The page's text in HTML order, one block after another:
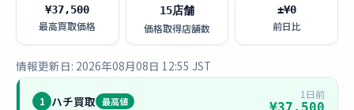
¥37,500
最高買取価格
15店舗
価格取得店舗数
±¥0
前日比
情報更新日: 2026年08月08日 12:55 JST
1 ハチ買取 最高値
1日前